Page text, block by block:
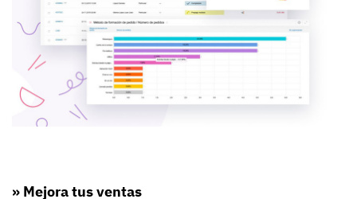
» Mejora tus ventas